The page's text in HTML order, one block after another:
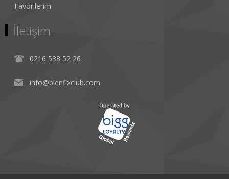
Favorilerim
İletişim
0216 538 52 26
info@bienfixclub.com